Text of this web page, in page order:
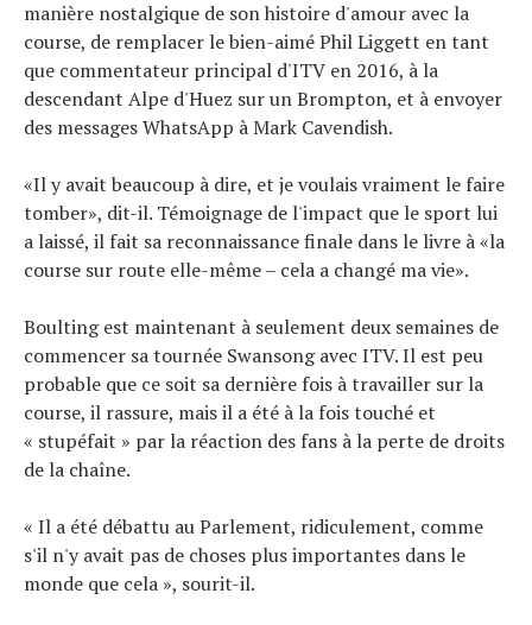
manière nostalgique de son histoire d'amour avec la
course, de remplacer le bien-aimé Phil Liggett en tant
que commentateur principal d'ITV en 2016, à la
descendant Alpe d'Huez sur un Brompton, et à envoyer
des messages WhatsApp à Mark Cavendish.
«Il y avait beaucoup à dire, et je voulais vraiment le faire
tomber», dit-il. Témoignage de l'impact que le sport lui
a laissé, il fait sa reconnaissance finale dans le livre à «la
course sur route elle-même – cela a changé ma vie».
Boulting est maintenant à seulement deux semaines de
commencer sa tournée Swansong avec ITV. Il est peu
probable que ce soit sa dernière fois à travailler sur la
course, il rassure, mais il a été à la fois touché et
« stupéfait » par la réaction des fans à la perte de droits
de la chaîne.
« Il a été débattu au Parlement, ridiculement, comme
s'il n'y avait pas de choses plus importantes dans le
monde que cela », sourit-il.